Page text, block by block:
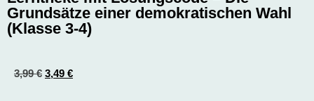
Grundsätze einer demokratischen Wahl
(Klasse 3-4)
3,99€ 3,49 €